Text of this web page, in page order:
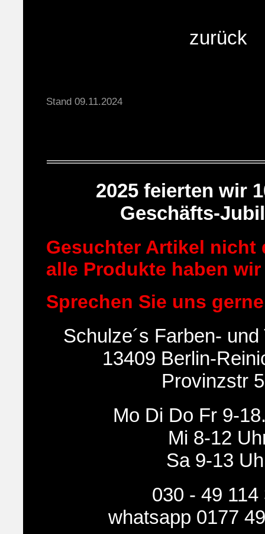
zurück
Stand 09.11.2024
2025 feierten wir
Geschäfts-
Gesuchter Artikel nicht
alle Produkte haben
Sprechen Sie uns
Schulze´s Farben-
13409 Berlin-
Provinzstr
Mo Di Do Fr 9-
Mi 8-12
Sa 9-13
030 - 49 114
whatsapp 0177